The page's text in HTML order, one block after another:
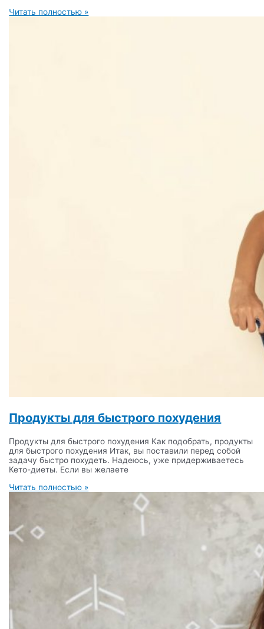
Читать полностью »
Продукты для быстрого похудения
Продукты для быстрого похудения Как подобрать, продукты
для быстрого похудения Итак, вы поставили перед собой
задачу быстро похудеть. Надеюсь, уже придерживаетесь
Кето-диеты. Если вы желаете
Читать полностью »